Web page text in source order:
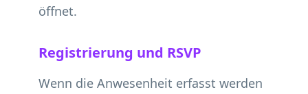
öffnet.
Registrierung und RSVP
Wenn die Anwesenheit erfasst werden